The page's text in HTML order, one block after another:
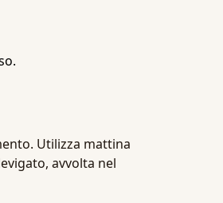
Utilizza mattina
avvolta nel